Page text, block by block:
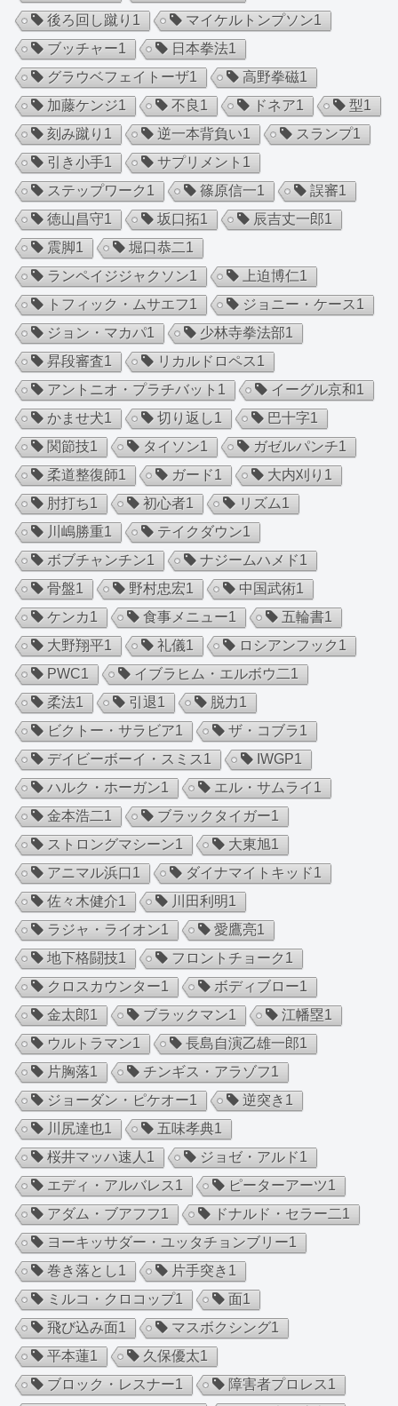
後ろ回し蹴り 1 マイケルトンプソン1
ブッチャー1 日本拳法1
グラウベフェイトーザ1 高野拳磁1
加藤ケンジ1 不良 1 ドネア1 型1
刻み蹴り 1 逆一本背負い1 スランプ1
引き小手1 サプリメント 1
ステップワーク1 篠原信一1 誤審1
徳山昌守1 坂口拓1 辰吉丈一郎1
震脚1 堀口恭二1
ランペイジジャクソン1 上迫博仁1
トフィック・ムサエフ1 ジョニー・ケース1
ジョン・マカパ1 少林寺拳法部1
昇段審査1 リカルドロペス1
アントニオ・プラチバット 1 イーグル京和1
かませ犬1 切り返し1 巴十字1
関節技1 タイソン1 ガゼルパンチ1
柔道整復師1 ガード1 大内刈り 1
肘打ち1 初心者1 リズム1
川嶋勝重1 テイクダウン1
ボブチャンチン1 ナジームハメド1
骨盤1 野村忠宏1 中国武術1
ケンカ1 食事メニュー1 五輪書1
大野翔平1 礼儀1 ロシアンフック1
PWC1 イブラヒム・エルボウ二1
柔法1 引退1 脱力1
ビクトー・サラビア1 ザ・コブラ1
デイビーボーイ・スミス1 IWGP1
ハルク・ホーガン1 エル・サムライ 1
金本浩二1 ブラックタイガー1
ストロングマシーン1 大東旭1
アニマル浜口 1 ダイナマイトキッド1
佐々木健介1 川田利明1
ラジャ・ライオン1 愛鷹亮1
地下格闘技1 フロントチョーク1
クロスカウンター1 ボディブロー1
金太郎1 ブラックマン1 江幡塁1
ウルトラマン1 長島自演乙雄一郎1
片胸落1 チンギス・アラゾフ1
ジョーダン・ピケオー1 逆突き 1
川尻達也1 五味孝典1
桜井マッハ速人 1 ジョゼ・アルド1
エディ・アルバレス1 ピーターアーツ1
アダム・ブアフフ1 ドナルド・セラー二1
ヨーキッサダー・ユッタチョンブリー1
巻き落とし1 片手突き 1
ミルコ・クロコップ1 面1
飛び込み面1 マスボクシング1
平本蓮1 久保優太1
ブロック・レスナー1 障害者プロレス1